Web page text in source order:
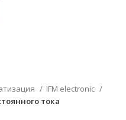
IFM electronic
тока